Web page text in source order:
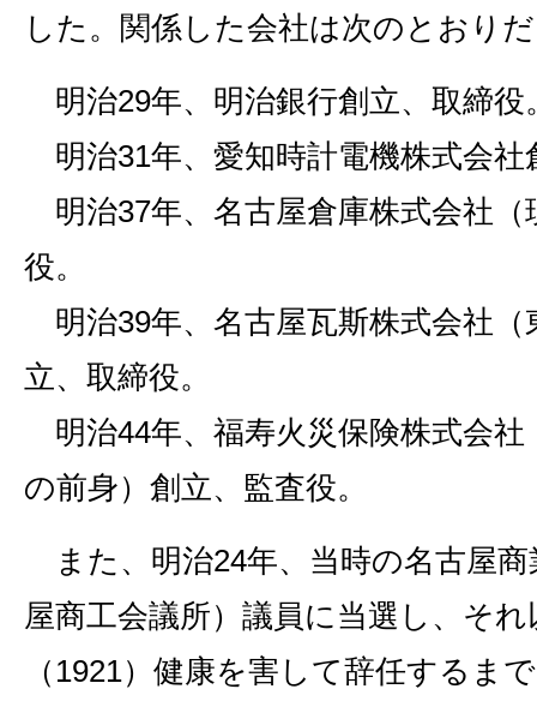
した。関係した会社は次のとおり
明治29年、明治銀行創立、取締役
明治31年、愛知時計電機株式会社
明治37年、名古屋倉庫株式会社（
役。
明治39年、名古屋瓦斯株式会社（
立、取締役。
明治44年、福寿火災保険株式会社
の前身）創立、監査役。
また、明治24年、当時の名古屋商
屋商工会議所）議員に当選し、そ
（1921）健康を害して辞任するま